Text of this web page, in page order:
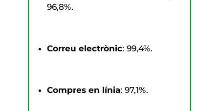
96,8%.
Correu electrònic: 99,4%.
Compres en línia: 97,1%.